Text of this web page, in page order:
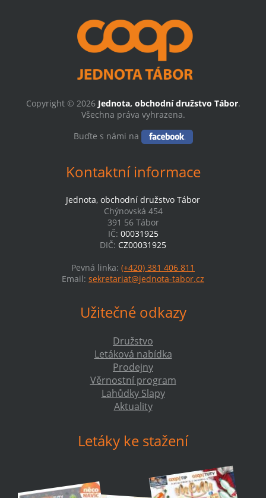
Copyright © 2026 Jednota, obchodní družstvo Tábor.
Všechna práva vyhrazena.
Buďte s námi na
Kontaktní informace
Jednota, obchodní družstvo Tábor
Chýnovská 454
391 56 Tábor
IČ: 00031925
DIČ: CZ00031925
Pevná linka: (+420) 381 406 811
Email: sekretariat@jednota-tabor.cz
Užitečné odkazy
Družstvo
Letáková nabídka
Prodejny
Věrnostní program
Lahůdky Slapy
Aktuality
Letáky ke stažení